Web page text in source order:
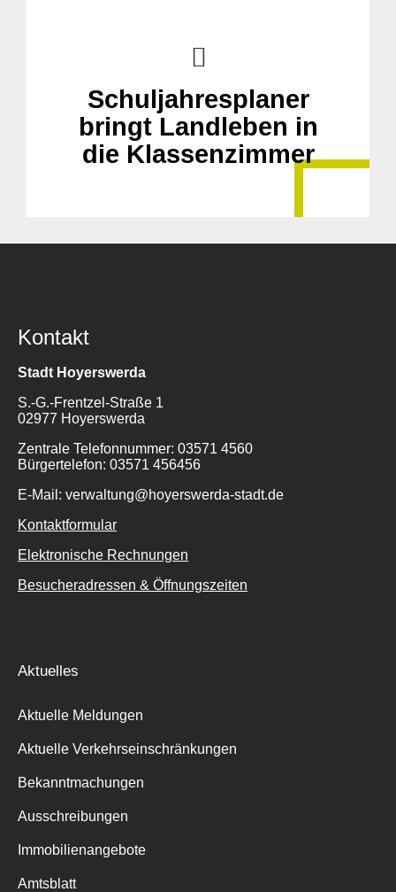
Schuljahresplaner
bringt Landleben in
die Klassenzimmer
Kontakt
Stadt Hoyerswerda
S.-G.-Frentzel-Straße 1
02977 Hoyerswerda
Zentrale Telefonnummer: 03571 4560
Bürgertelefon: 03571 456456
E-Mail: verwaltung@hoyerswerda-stadt.de
Kontaktformular
Elektronische Rechnungen
Besucheradressen & Öffnungszeiten
Aktuelles
Aktuelle Meldungen
Aktuelle Verkehrseinschränkungen
Bekanntmachungen
Ausschreibungen
Immobilienangebote
Amtsblatt